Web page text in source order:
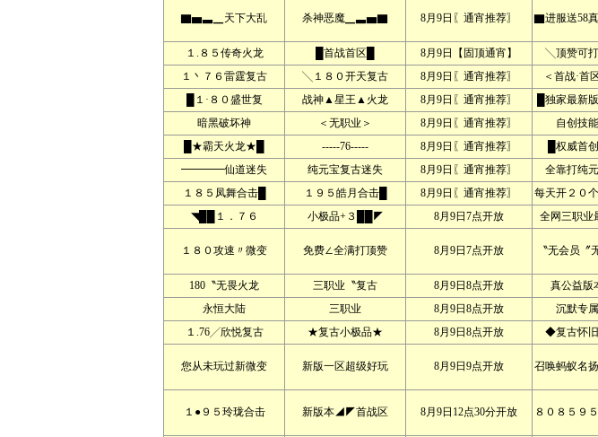
▇▅▃▁天下大乱 杀神恶魔▁▃▅▇ 8月9日〖通宵推荐〗 ▇进服送58
１.８５传奇火龙 █首战首区█ 8月9日【固顶通宵】 ╲顶赞可
１丶７６雷霆复古
╲１８０开天复古 8月9日〖通宵推荐〗 ＜首战·首
█１·８０盛世复
战神▲星王▲火龙 8月9日〖通宵推荐〗 █独家最新
暗黑破坏神
＜无职业＞ 8月9日〖通宵推荐〗 自创技能
█★霸天火龙★█
-----76----- 8月9日〖通宵推荐〗 █权威首创
━━━━仙道迷失
纯元宝复古迷失 8月9日〖通宵推荐〗 全靠打纯
１８５凤舞合击█
１９５皓月合击█ 8月9日〖通宵推荐〗 每天开２０
◥██１．７６
小极品+３██◤ 8月9日7点开放 全网三职业
１８０攻速〃微变 免费∠全满打顶赞 8月9日7点开放 〝无会员〞
180〝无畏火龙 三职业〝复古 8月9日8点开放 真公益版
永恒大陆
三职业 8月9日8点开放 沉默专属
１.76╱欣悦复古
★复古小极品★ 8月9日8点开放 ◆复古怀
您从未玩过新微变 新版一区超级好玩 8月9日9点开放 召唤蚂蚁名
１●９５玲珑合击 新版本◢◤首战区 8月9日12点30分开放 ８０８５９